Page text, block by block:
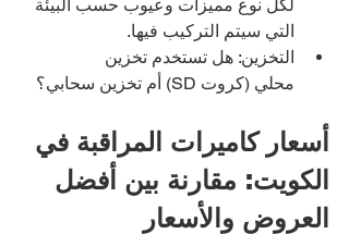
لكل نوع مميزات وعيوب حسب البيئة
التي سيتم التركيب فيها.
التخزين: هل تستخدم تخزين
محلي (كروت SD) أم تخزين سحابي؟
أسعار كاميرات المراقبة في
الكويت: مقارنة بين أفضل
العروض والأسعار